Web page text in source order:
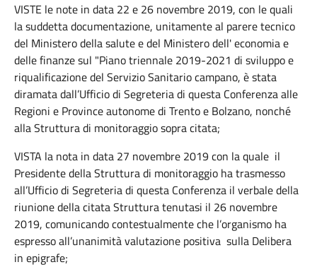
VISTE le note in data 22 e 26 novembre 2019, con le quali
la suddetta documentazione, unitamente al parere tecnico
del Ministero della salute e del Ministero dell' economia e
delle finanze sul "Piano triennale 2019-2021 di sviluppo e
riqualificazione del Servizio Sanitario campano, è stata
diramata dall’Ufficio di Segreteria di questa Conferenza alle
Regioni e Province autonome di Trento e Bolzano, nonché
alla Struttura di monitoraggio sopra citata;
VISTA la nota in data 27 novembre 2019 con la quale il
Presidente della Struttura di monitoraggio ha trasmesso
all’Ufficio di Segreteria di questa Conferenza il verbale della
riunione della citata Struttura tenutasi il 26 novembre
2019, comunicando contestualmente che l’organismo ha
espresso all’unanimità valutazione positiva sulla Delibera
in epigrafe;